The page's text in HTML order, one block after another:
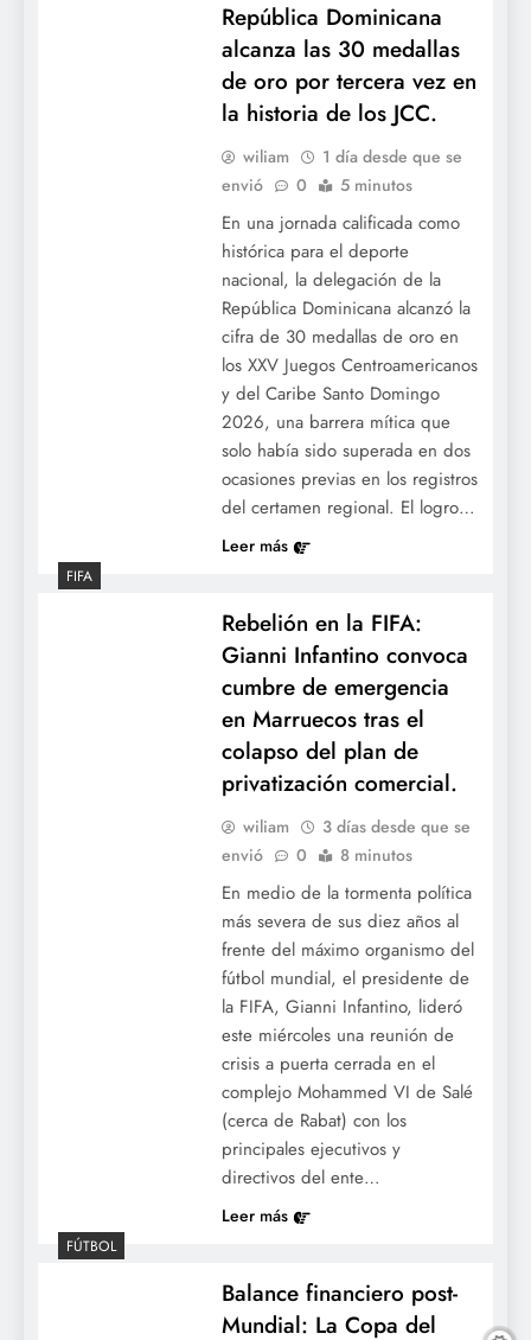
Contracción en la élite: República
Dominicana registra su representación
Grandes Ligas desde 2018.
Alarma en el Rogers Centre: El slump de
Vladimir Guerrero Jr. compromete las
aspiraciones de los Azulejos en la
temporada 2026.
La armada dominicana está a las puertas
de tomar por asalto las alineaciones
titulares del próximo Juego de Estrellas de
las Grandes Ligas.
Resumen de las Mayores: Jornada de
debuts impactantes, remontadas épicas y
poder oportuno en el béisbol de la MLB.
República Dominicana
alcanza las 30 medallas
de oro por tercera vez en
la historia de los JCC.
wiliam
1 día desde que se
envió
0 5 minutos
En una jornada calificada como
histórica para el deporte
nacional, la delegación de la
República Dominicana alcanzó la
cifra de 30 medallas de oro en
los XXV Juegos Centroamericanos
y del Caribe Santo Domingo
2026, una barrera mítica que
solo había sido superada en dos
ocasiones previas en los registros
del certamen regional. El logro…
Leer más
FIFA
Rebelión en la FIFA:
Gianni Infantino convoca
cumbre de emergencia
en Marruecos tras el
colapso del plan de
privatización comercial.
wiliam
3 días desde que se
envió
0 8 minutos
En medio de la tormenta política
más severa de sus diez años al
frente del máximo organismo del
fútbol mundial, el presidente de
la FIFA, Gianni Infantino, lideró
este miércoles una reunión de
crisis a puerta cerrada en el
complejo Mohammed VI de Salé
(cerca de Rabat) con los
principales ejecutivos y
directivos del ente…
Leer más
FÚTBOL
Balance financiero post-
Mundial: La Copa del